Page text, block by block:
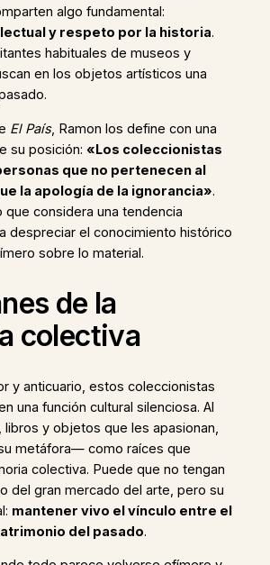
algo fundamental:
y respeto por la historia.
habituales de museos y
en los objetos artísticos una
El País, Ramon los define con una
su posición: «Los coleccionistas
que no pertenecen al
la apología de la ignorancia».
que considera una tendencia
despreciar el conocimiento histórico
sobre lo material.
de la
colectiva
y anticuario, estos coleccionistas
una función cultural silenciosa. Al
libros y objetos que les apasionan,
metáfora— como raíces que
colectiva. Puede que no tengan
del gran mercado del arte, pero su
mantener vivo el vínculo entre el
del pasado.